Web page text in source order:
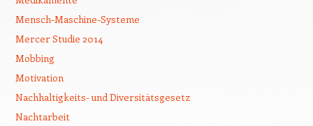
Mensch-Maschine-Systeme
Mercer Studie 2014
Mobbing
Motivation
Nachhaltigkeits- und Diversitätsgesetz
Nachtarbeit